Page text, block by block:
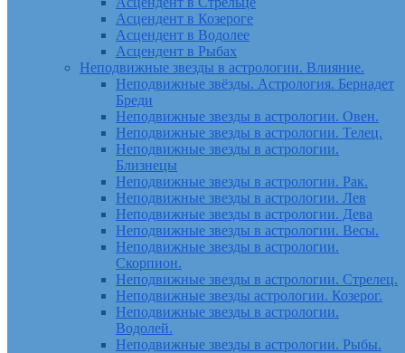
Асцендент в Козероге
Асцендент в Водолее
Асцендент в Рыбах
Неподвижные звезды в астрологии. Влияние.
Неподвижные звёзды. Астрология. Бернадет
Бреди
Неподвижные звезды в астрологии. Овен.
Неподвижные звезды в астрологии. Телец.
Неподвижные звезды в астрологии.
Близнецы
Неподвижные звезды в астрологии. Рак.
Неподвижные звезды в астрологии. Лев
Неподвижные звезды в астрологии. Дева
Неподвижные звезды в астрологии. Весы.
Неподвижные звезды в астрологии.
Скорпион.
Неподвижные звезды в астрологии. Стрелец.
Неподвижные звезды астрологии. Козерог.
Неподвижные звезды в астрологии.
Водолей.
Неподвижные звезды в астрологии. Рыбы.